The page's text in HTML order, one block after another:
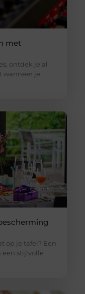
met
ontdek je al
wanneer je
op je tafel? Een
een stijlvolle